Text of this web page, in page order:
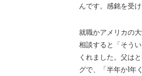
んです。感銘を受
就職かアメリカの
相談すると「そう
くれました。父は
グで、「半年か1年